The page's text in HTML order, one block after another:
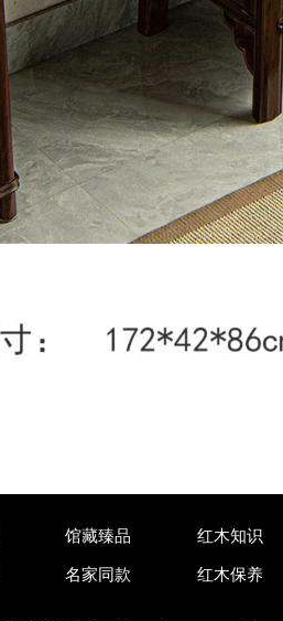
馆藏臻品 红木知识
名家同款 红木保养